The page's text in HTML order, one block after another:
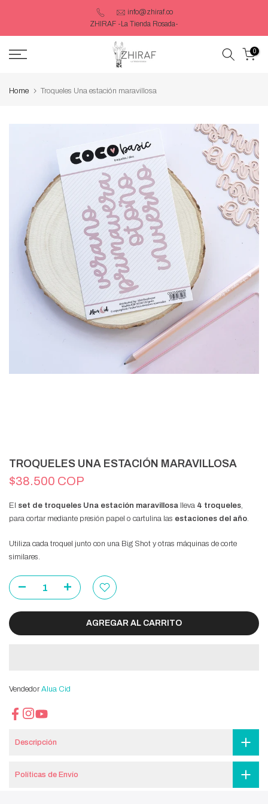
info@zhiraf.co
ZHIRAF -La Tienda Rosada-
0
Home Troqueles Una estación maravillosa
TROQUELES UNA ESTACIÓN MARAVILLOSA
$38.500 COP
El set de troqueles Una estación maravillosa lleva 4 troqueles,
para cortar mediante presión papel o cartulina las estaciones del año.
Utiliza cada troquel junto con una Big Shot y otras máquinas de corte
similares.
AGREGAR AL CARRITO
Vendedor Alua Cid
Descripción
Políticas de Envío